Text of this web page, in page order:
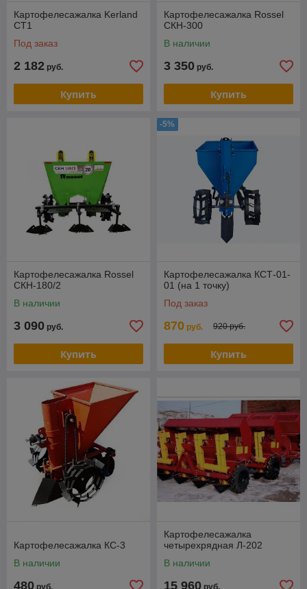
Картофелесажалка Kerland
CT1
Под заказ
2 182 руб.
Купить
Картофелесажалка Rossel
СКН-300
В наличии
3 350 руб.
Купить
Картофелесажалка Rossel
СКН-180/2
В наличии
3 090 руб.
Купить
-5%
Картофелесажалка КСТ-01-
01 (на 1 точку)
Под заказ
870 руб. 920 руб.
Купить
Картофелесажалка КС-3
В наличии
480 руб.
Картофелесажалка
четырехрядная Л-202
В наличии
15 960 руб.